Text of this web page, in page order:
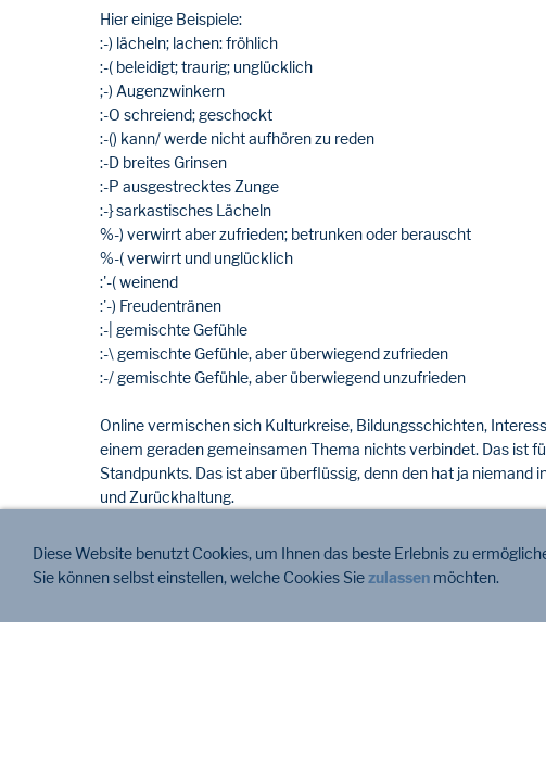
Hier einige Beispiele:
:-) lächeln; lachen: fröhlich
:-( beleidigt; traurig; unglücklich
;-) Augenzwinkern
:-O schreiend; geschockt
:-() kann/ werde nicht aufhören zu reden
:-D breites Grinsen
:-P ausgestrecktes Zunge
:-} sarkastisches Lächeln
%-) verwirrt aber zufrieden; betrunken oder berauscht
%-( verwirrt und unglücklich
:'-( weinend
:'-) Freudentränen
:-| gemischte Gefühle
:-\ gemischte Gefühle, aber überwiegend zufrieden
:-/ gemischte Gefühle, aber überwiegend unzufrieden
Online vermischen sich Kulturkreise, Bildungsschichten,
einem geraden gemeinsamen Thema nichts verbindet. Das ist
Standpunkts. Das ist aber überflüssig, denn den hat ja niemand
und Zurückhaltung.
It s showtime
Vergessen Sie nicht, dass viel mehr Onliner lesen und nicht
Diese Website benutzt Cookies, um Ihnen das beste Erlebnis zu
Sie können selbst einstellen, welche Cookies Siezulassen möchten.